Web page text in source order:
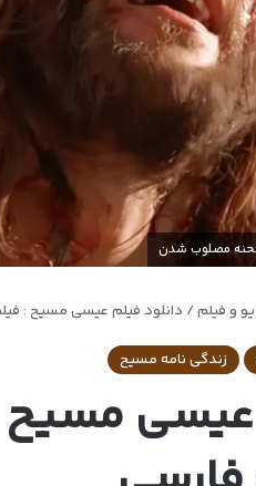
مصلوب شدن
و فیلم/ دانلود فیلم عیسی مسیح :
زندگی نامه مسیح
عیسی